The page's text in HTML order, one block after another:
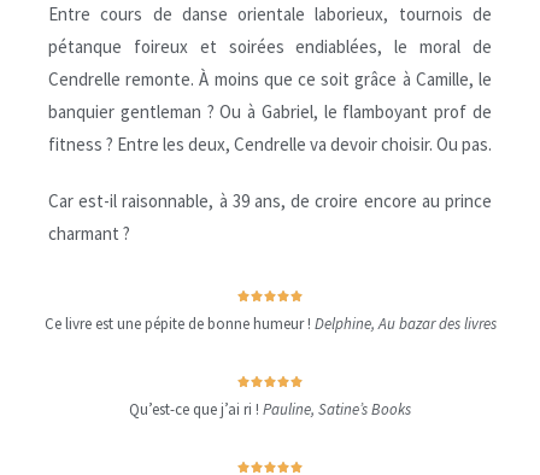
Entre cours de danse orientale laborieux, tournois de
pétanque foireux et soirées endiablées, le moral de
Cendrelle remonte. À moins que ce soit grâce à Camille, le
banquier gentleman ? Ou à Gabriel, le flamboyant prof de
fitness ? Entre les deux, Cendrelle va devoir choisir. Ou pas.
Car est-il raisonnable, à 39 ans, de croire encore au prince
charmant ?

Ce livre est une pépite de bonne humeur ! Delphine, Au bazar des livres

Qu’est-ce que j’ai ri ! Pauline, Satine’s Books
